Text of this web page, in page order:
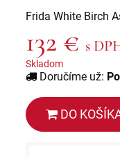
Frida White Birch
132 € s
Skladom
Doručíme už:
DO